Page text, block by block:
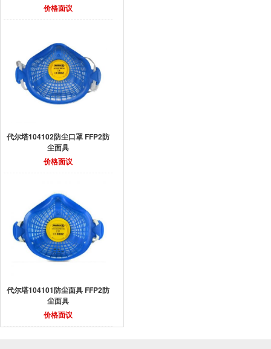
价格面议
代尔塔104102防尘口罩 FFP2防
尘面具
价格面议
代尔塔104101防尘面具 FFP2防
尘面具
价格面议